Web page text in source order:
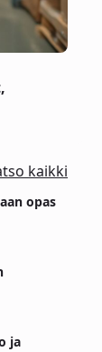
kaikki
opas
ja